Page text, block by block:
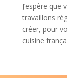
J’espère
travaillons
créer, pour
cuisine